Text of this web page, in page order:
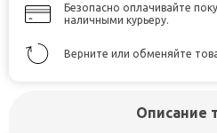
Безопасно оплачивайте
наличными курьеру.
Верните или обменяйте
Описание